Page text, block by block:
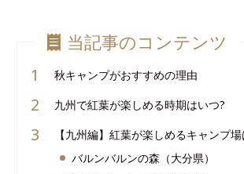
当記事のコンテンツ
秋キャンプがおすすめの理由
九州で紅葉が楽しめる時期はいつ?
【九州編】紅葉が楽しめるキャンプ場
バルンバルンの森（大分県）